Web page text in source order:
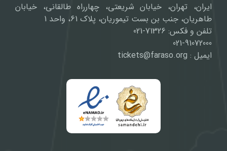
ایران، تهران، خیابان شریعتی، چهارراه طالقانی، خیابان
طاهریان، جنب بن بست تیموریان، پلاک 61، واحد 1
تلفن و فکس: 71326-021
021-91072000
ایمیل : tickets@faraso.org